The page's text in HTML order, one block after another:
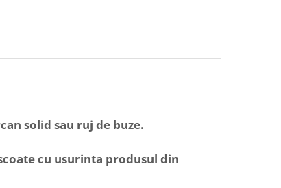
solid sau ruj de buze.
cu usurinta produsul din